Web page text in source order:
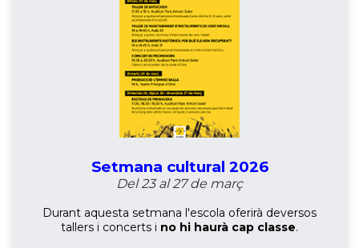
Setmana cultural 2026
Del 23 al 27 de març
Durant aquesta setmana l'escola oferirà deversos
tallers i concerts i no hi haurà cap classe.